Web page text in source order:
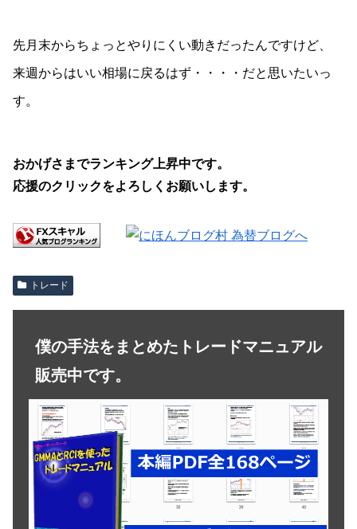
先月末からちょっとやりにくい動きだったんですけど、
来週からはいい相場に戻るはず・・・・だと思いたいっ
す。
おかげさまでランキング上昇中です。
応援のクリックをよろしくお願いします。
トレード
僕の手法をまとめたトレードマニュアル
販売中です。